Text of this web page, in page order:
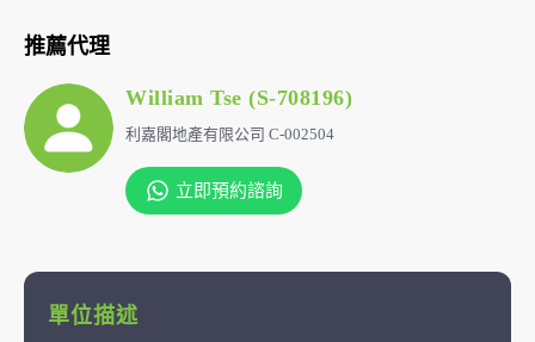
推薦代理
William Tse (S-708196)
利嘉閣地產有限公司 C-002504
立即預約諮詢
單位描述